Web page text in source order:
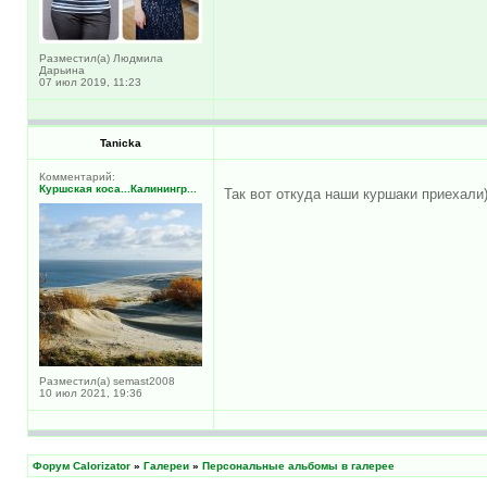
Разместил(а) Людмила
Дарьина
07 июл 2019, 11:23
Tanicka
Комментарий:
Куршская коса...Калинингр...
Разместил(а) semast2008
10 июл 2021, 19:36
Так вот откуда наши куршаки
Форум Calorizator » Галереи » Персональные альбомы в галерее